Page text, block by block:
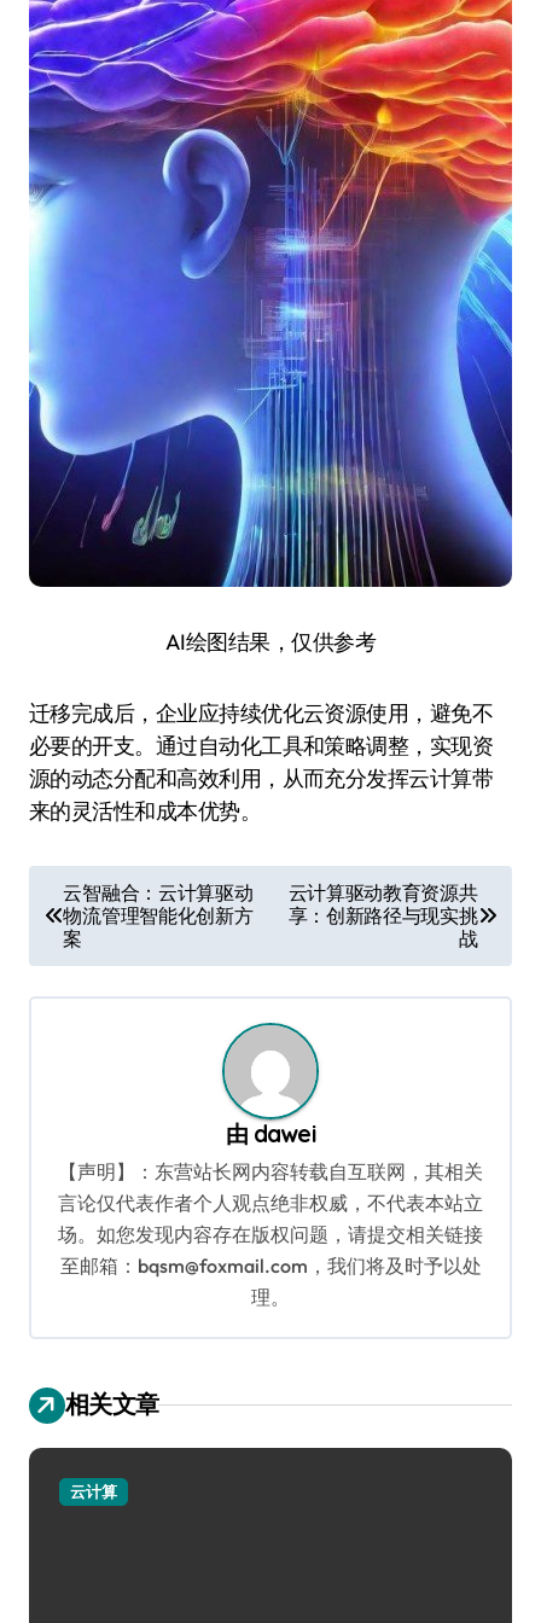
AI绘图结果，仅供参考
迁移完成后，企业应持续优化云资源使用，避免不
必要的开支。通过自动化工具和策略调整，实现资
源的动态分配和高效利用，从而充分发挥云计算带
来的灵活性和成本优势。
章
导
航
云智融合：云计算驱动
物流管理智能化创新方
案
云计算驱动教育资源共
享：创新路径与现实挑
战
由 dawei
【声明】：东营站长网内容转载自互联网，其相关
言论仅代表作者个人观点绝非权威，不代表本站立
场。如您发现内容存在版权问题，请提交相关链接
至邮箱：bqsm@foxmail.com，我们将及时予以处
理。
相关文章
云计算